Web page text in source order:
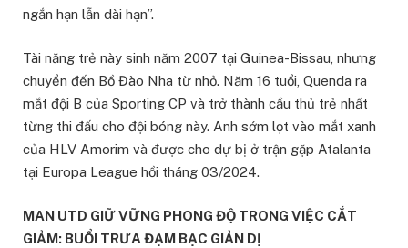
ngắn hạn lẫn dài hạn”.
Tài năng trẻ này sinh năm 2007 tại Guinea-Bissau, nhưng
chuyển đến Bồ Đào Nha từ nhỏ. Năm 16 tuổi, Quenda ra
mắt đội B của Sporting CP và trở thành cầu thủ trẻ nhất
từng thi đấu cho đội bóng này. Anh sớm lọt vào mắt xanh
của HLV Amorim và được cho dự bị ở trận gặp Atalanta
tại Europa League hồi tháng 03/2024.
MAN UTD GIỮ VỮNG PHONG ĐỘ TRONG VIỆC CẮT
GIẢM: BUỔI TRƯA ĐẠM BẠC GIẢN DỊ